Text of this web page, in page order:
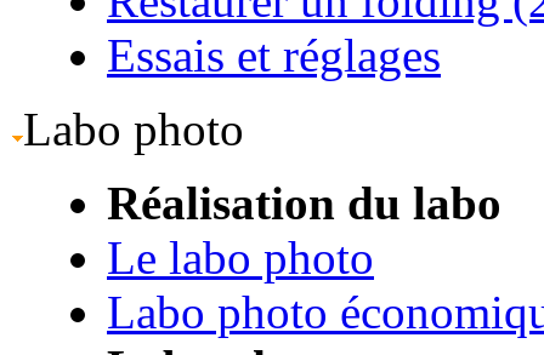
Essais et réglages
Labo photo
Réalisation du labo
Le labo photo
Labo photo